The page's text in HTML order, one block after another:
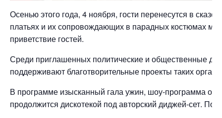
Осенью этого года, 4 ноября, гости перенесутся в
платьях и их сопровождающих в парадных костюмах
приветствие гостей.
Среди приглашенных политические и общественные
поддерживают благотворительные проекты таких
В программе изысканный гала ужин, шоу-программа от
продолжится дискотекой под авторский диджей-сет.